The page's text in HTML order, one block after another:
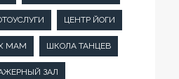
ЦЕНТР ЙОГИ
МАМ ШКОЛА ТАНЦЕВ
ЗАЛ